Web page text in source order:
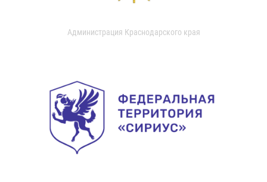
Администрация Краснодарского края